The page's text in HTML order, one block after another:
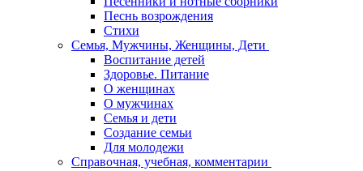
Песнь возрождения
Стихи
Семья, Мужчины, Женщины, Дети
Воспитание детей
Здоровье. Питание
О женщинах
О мужчинах
Семья и дети
Создание семьи
Для молодежи
Справочная, учебная, комментарии